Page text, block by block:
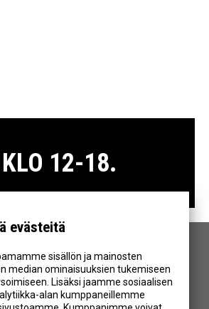
evästeitä
sisällön ja mainosten
median ominaisuuksien tukemiseen
Lisäksi jaamme sosiaalisen
alan kumppaneillemme
12-18.